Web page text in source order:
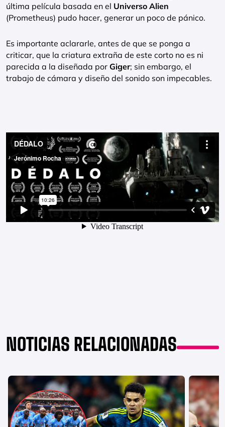
última película basada en el Universo Alien
(Prometheus) pudo hacer, generar un poco de pánico.
Es importante aclararle, antes de que se ponga a
criticar, que la criatura extraña de este corto no es ni
parecida a la diseñada por Giger; sin embargo, el
trabajo de cámara y diseño del sonido son impecables.
NOTICIAS RELACIONADAS